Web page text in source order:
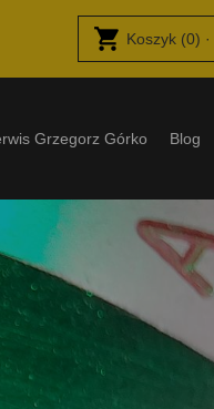
Koszyk (0) ·
Grzegorz Górko Blog